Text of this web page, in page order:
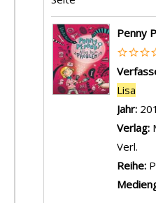
Suchergebnis
Penny
Lisa
Jahr:
Verlag:
Verl.
Reihe: